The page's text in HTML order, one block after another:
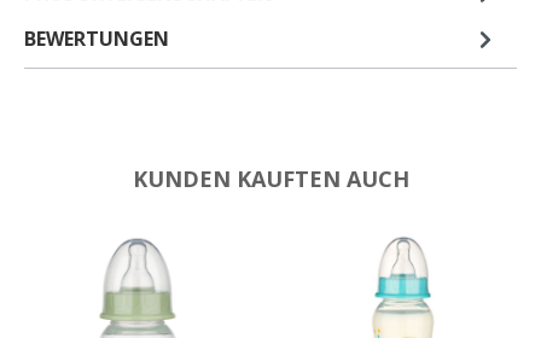
BEWERTUNGEN
KUNDEN KAUFTEN AUCH